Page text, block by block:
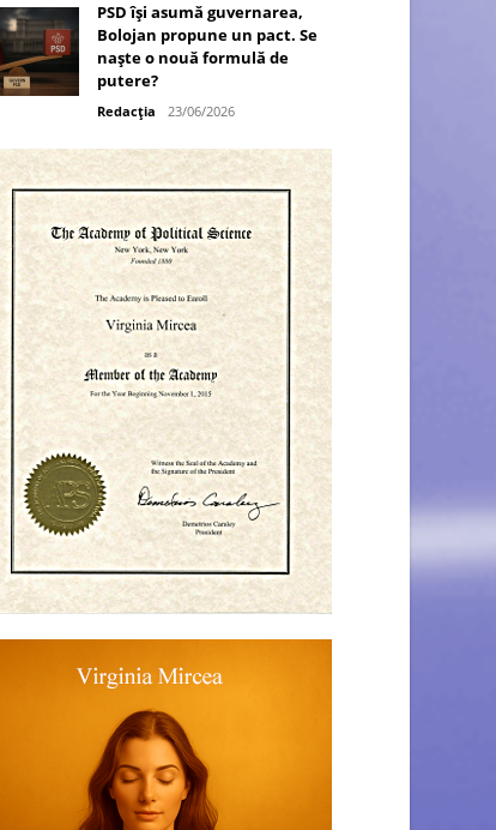
PSD își asumă guvernarea,
Bolojan propune un pact. Se
naște o nouă formulă de
putere?
Redacția 23/06/2026